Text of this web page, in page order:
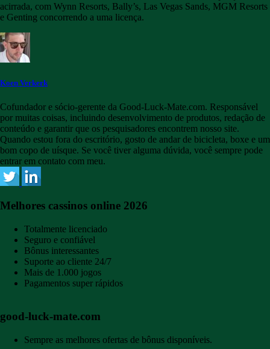
acirrada, com Wynn Resorts, Bally’s, Las Vegas Sands, MGM Resorts
e Genting concorrendo a uma licença.
Koen Verkerk
Cofundador e sócio-gerente da Good-Luck-Mate.com. Responsável
por muitas coisas, incluindo desenvolvimento de produtos, redação de
conteúdo e garantir que os pesquisadores encontrem nosso site.
Quando estou fora do escritório, gosto de andar de bicicleta, boxe e um
bom copo de uísque. Se você tiver alguma dúvida, você sempre pode
entrar em contato com meu.
Melhores cassinos online 2026
Totalmente licenciado
Seguro e confiável
Bônus interessantes
Suporte ao cliente 24/7
Mais de 1.000 jogos
Pagamentos super rápidos
good-luck-mate.com
Sempre as melhores ofertas de bônus disponíveis.